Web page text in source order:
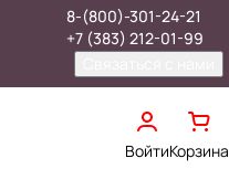
8-(800)-301-24-21
+7 (383) 212-01-99
ВойтиКорзина